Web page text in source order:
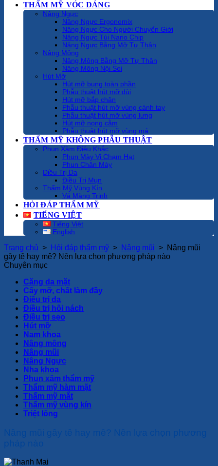
THẨM MỸ VÓC DÁNG
Nâng Ngực
Nâng Ngực Ergonomix
Nâng Ngực Cho Người Chuyển Giới
Nâng Ngực Túi Nano Chip
Nâng Ngực Bằng Mỡ Tự Thân
Nâng Mông
Nâng Mông Bằng Mỡ Tự Thân
Nâng Mông Nội Soi
Hút Mỡ
Hút mỡ bụng toàn phần
Phẫu thuật hút mỡ đùi
Hút mỡ bắp chân
Phẫu thuật hút mỡ vùng cánh tay
Phẫu thuật hút mỡ vùng lưng
Hút mỡ nọng cằm
Phẫu thuật hút mỡ vùng má
THẨM MỸ KHÔNG PHẪU THUẬT
Phun Xăm Điêu Khắc
Phun Mày Vi Chạm Hạt
Phun Chân Mày
Điều Trị Da
Điều Trị Mụn
Thẩm Mỹ Vùng Kín
Vá Màng Trinh
HỎI ĐÁP THẨM MỸ
TIẾNG VIỆT
Tiếng Việt
English
Trang chủ > Hỏi đáp thẩm mỹ > Nâng mũi > Nâng mũi
gây tê hay mê? Nên lựa chọn phương pháp nào
Chuyên mục
Căng da mặt
Cấy mỡ, chất làm đầy
Điều trị da
Điều trị hôi nách
Điều trị sẹo
Hút mỡ
Nam khoa
Nâng mông
Nâng mũi
Nâng Ngực
Nha khoa
Phun xăm thẩm mỹ
Thẩm mỹ hàm mặt
Thẩm mỹ mắt
Thẩm mỹ vùng kín
Triệt lông
Nâng mũi gây tê hay mê? Nên lựa chọn phương
pháp nào